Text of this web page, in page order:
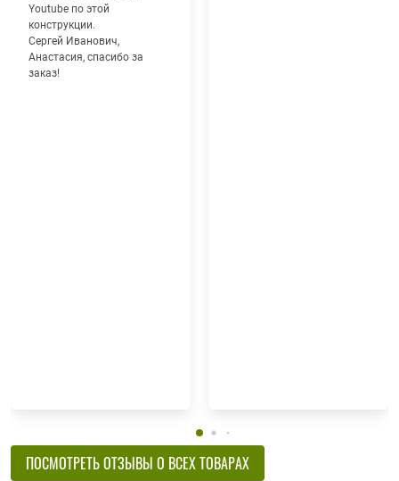
Youtube по этой
конструкции.
Сергей Иванович,
Анастасия, спасибо за
заказ!
ПОСМОТРЕТЬ ОТЗЫВЫ О ВСЕХ ТОВАРАХ